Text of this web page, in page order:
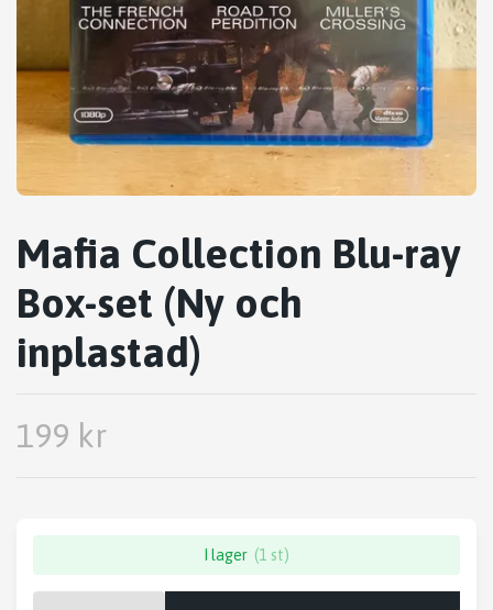
Mafia Collection Blu-ray
Box-set (Ny och
inplastad)
199 kr
I lager (1 st)